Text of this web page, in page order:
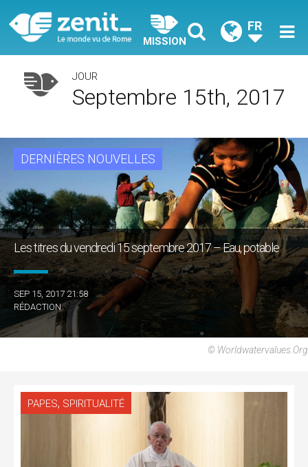
MISSION
FR
JOUR
Septembre 15th, 2017
DERNIÈRES NOUVELLES
Les titres du vendredi 15 septembre 2017 – Eau, potable
SEP 15, 2017 21:58
RÉDACTION
© Worldwatervalues.org
PAPES, SPIRITUALITÉ